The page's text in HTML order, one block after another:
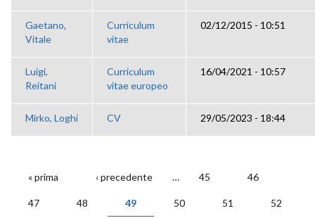
Gaetano,
Vitale
Curriculum
vitae
02/12/2015 - 10:51
Luigi,
Reitani
Curriculum
vitae europeo
16/04/2021 - 10:57
Mirko, Loghi CV 29/05/2023 - 18:44
PAGINE
« prima ‹ precedente … 45 46
47 48 49 50 51 52